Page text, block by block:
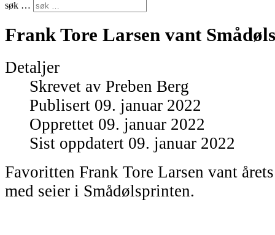
søk …
Frank Tore Larsen vant
Detaljer
Skrevet av Preben Berg
Publisert 09. januar 2022
Opprettet 09. januar 2022
Sist oppdatert 09. januar 2022
Favoritten Frank Tore Larsen vant
med seier i Smådølsprinten.